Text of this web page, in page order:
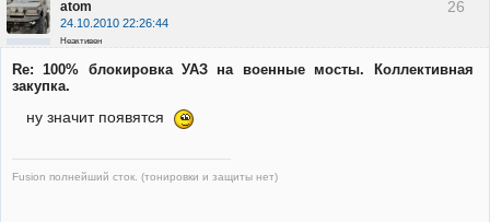
26
atom
24.10.2010 22:26:44
Неактивен
Re: 100% блокировка УАЗ на военные мосты. Коллективная
закупка.
ну значит появятся
Fusion полнейший сток. (тонировки и защиты нет)